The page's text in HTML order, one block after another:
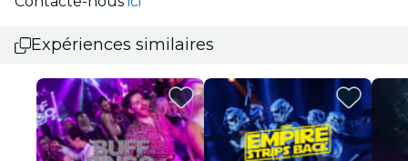
Expériences similaires